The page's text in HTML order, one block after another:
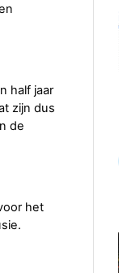
half jaar
zijn dus
de
het